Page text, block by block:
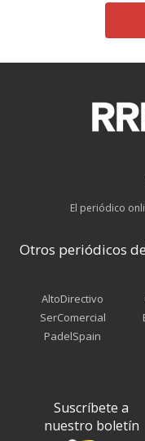
El periódico
Otros periódicos
AltoDirectivo
SerComercial
PadelSpain
Suscríbete a
nuestro boletín